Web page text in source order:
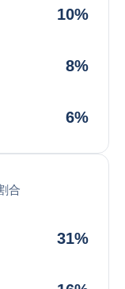
10%
8%
6%
合
31%